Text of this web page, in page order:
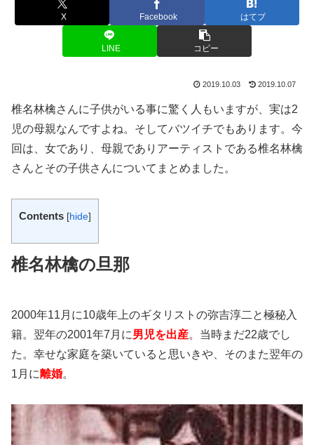
X Facebook はてブ
LINE コピー
2019.10.03 2019.10.07
椎名林檎さんに子供がいる事に驚く人もいますが、実は2
児の母親なんですよね。そしてバツイチでもあります。今
回は、女であり、母親でありアーティストである椎名林檎
さんとその子供さんについてまとめました。
Contents [hide]
椎名林檎の旦那
2000年11月に10歳年上のギタリストの弥吉淳二と極秘入
籍。翌年の2001年7月に男児を出産。当時まだ22歳でし
た。幸せな家庭を築いていると思いきや、そのまた翌年の
1月に離婚。